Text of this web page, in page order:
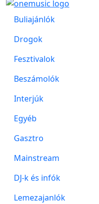
Buliajánlók
Drogok
Fesztivalok
Beszámolók
Interjúk
Egyéb
Gasztro
Mainstream
DJ-k és infók
Lemezajanlók